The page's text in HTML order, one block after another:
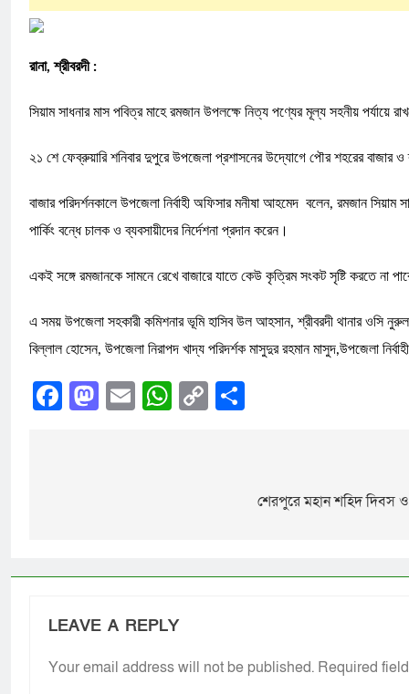
রানা, শ্রীবরদী :
সিয়াম সাধনার মাস পবিত্র মাহে রমজান উপলক্ষে নিত্য পণ্যের মূল্য সহনীয় পর্যায়ে
২১ শে ফেব্রুয়ারি শনিবার দুপুরে উপজেলা প্রশাসনের উদ্যোগে পৌর শহরের বাজার
বাজার পরিদর্শনকালে উপজেলা নির্বাহী অফিসার মনীষা আহমেদ বলেন, রমজান
পার্কিং বন্ধে চালক ও ব্যবসায়ীদের নির্দেশনা প্রদান করেন।
একই সঙ্গে রমজানকে সামনে রেখে বাজারে যাতে কেউ কৃত্রিম সংকট সৃষ্টি করতে না
এ সময় উপজেলা সহকারী কমিশনার ভূমি হাসিব উল আহসান, শ্রীবরদী থানার ওসি
বিল্লাল হোসেন, উপজেলা নিরাপদ খাদ্য পরিদর্শক মাসুদুর রহমান মাসুদ,উপজেলা
Facebook
Mastodon
EmailWhatsApp
Copy
শেরপুরে মহান শহিদ দিবস
LEAVE A REPLY
Your email address will not be published. Required